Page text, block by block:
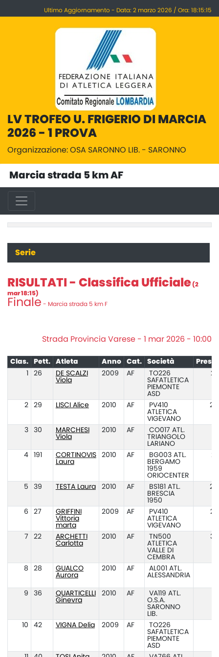
Ultimo Aggiornamento - Data: 2 marzo 2026 / Ora: 18:15:15
LV TROFEO U. FRIGERIO DI MARCIA
2026 - 1 PROVA
Organizzazione: OSA SARONNO LIB. - SARONNO
Marcia strada 5 km AF
Serie
RISULTATI - Classifica Ufficiale (2
mar 18:15)
Finale - Marcia strada 5 km F
Strada Provincia Varese - 1 mar 2026 - 10:00
Clas. Pett. Atleta Anno Cat. Società
26
DE SCALZI
Viola
2009 AF
TO226
SAFATLETICA
PIEMONTE
ASD
2 29 LISCI Alice 2010 AF
PV410
ATLETICA
VIGEVANO
3 30
MARCHESI
Viola
2010 AF
CO017 ATL.
TRIANGOLO
LARIANO
4 191
CORTINOVIS
Laura
2010 AF
BG003 ATL.
BERGAMO
1959
ORIOCENTER
5 39 TESTA Laura 2010 AF
BS181 ATL.
BRESCIA
1950
6 27
GRIFFINI
Vittoria
marta
2009 AF
PV410
ATLETICA
VIGEVANO
7 22
ARCHETTI
Carlotta
2010 AF
TN500
ATLETICA
VALLE DI
CEMBRA
8 28
GUALCO
Aurora
2010 AF
AL001 ATL.
ALESSANDRIA
9 36
QUARTICELLI
Ginevra
2010 AF
VA119 ATL.
O.S.A.
SARONNO
LIB.
10 42 VIGNA Delia 2009 AF
TO226
SAFATLETICA
PIEMONTE
ASD